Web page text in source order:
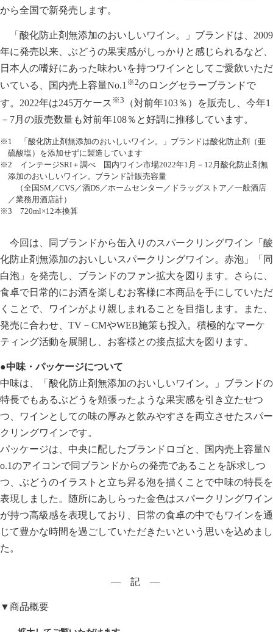
から全国で新発売します。
「酸化防止剤無添加のおいしいワイン。」ブランドは、2009
年に発売以来、ぶどうの果実感がしっかりと感じられるなど、
日本人の嗜好にあった味わいを持つワインとしてご愛飲いただ
いている、国内売上容量No.1 ※2のロングセラーブランドで
す。2022年は245万ケース ※3
（対前年103％）を販売し、今年1
－7月の販売数量も対前年108％と好調に推移しています。
※1 「酸化防止剤無添加のおいしいワイン。」ブランドは酸化防止剤（亜
硫酸塩）を添加せずに製造しています
※2 インテージSRI＋調べ 国内ワイン市場2022年1月－12月酸化防止剤無
添加のおいしいワイン。ブランド計販売容量
（全国SM／CVS／酒DS／ホームセンター／ドラッグストア／一般酒店
／業務用酒店計）
※3 720ml×12本換算
今回は、同ブランドから缶入りのスパークリングワイン「酸
化防止剤無添加のおいしいスパークリングワイン。赤泡」「同
白泡」を発売し、ブランドのファン拡大を図ります。さらに、
食卓で日常的にお酒を楽しむお客様に本商品を手にしていただ
くことで、ワインがより親しまれることを目指します。また、
発売に合わせ、TV－CMやWEB施策も投入。積極的なマーケ
ティング活動を展開し、お客様との接点拡大を図ります。
●中味・パッケージについて
中味は、「酸化防止剤無添加のおいしいワイン。」ブランドの
特長でもあるぶどうを頬張ったような果実感を引き立たせつ
つ、ワインとしての味の厚みと飲みやすさを両立させたスパー
クリングワインです。
パッケージは、中央に配したブランドロゴと、国内売上容量N
o.1のアイコンで同ブランドからの発売であることを訴求しつ
つ、ぶどうのイラストと立ち昇る泡を描くことで中味の特長を
表現しました。随所にあしらった金色はスパークリングワイン
が持つ高級感を表現しており、日常の食卓の中でもワインを通
じて豊かな時間を過ごしていただきたいという思いを込めまし
た。
― 記 ―
▼商品概要